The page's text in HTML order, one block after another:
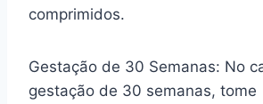
comprimidos.
Gestação de 30 Semanas: No
gestação de 30 semanas,